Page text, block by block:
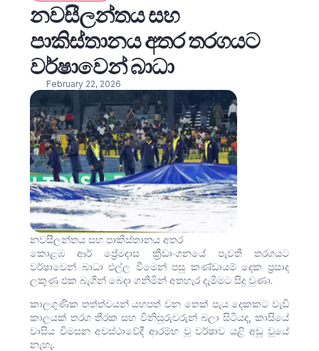
නවසීලන්තය සහ
පාකිස්තානය අතර තරගයට
වර්ෂාවෙන් බාධා
February 22, 2026
නවසීලන්තය සහ පාකිස්තානය අතර
කොළඹ ආර් ප්‍රේමදාස ක්‍රීඩාංගනයේ පැවති තරගයට
වර්ෂාවෙන් බාධා එල්ල වීමෙන් පසු කණ්ඩායම් දෙක ප්‍රසාද
ලකුණු එක බැගින් බෙදා ගනිමින් අතහැර දැමීමට සිදු වුණා.
කාලගුණික තත්ත්වයන් යහපත් වන තෙක් පැය දෙකකට වැඩි
කාලයක් තරග තීරක සහ විනිසුරුවරුන් බලා සිටියද, කාසියේ
වාසිය විමසන අවස්ථාවේදී ආරම්භ වූ වර්ෂාව යළි අඩු වූයේ
නැහැ.